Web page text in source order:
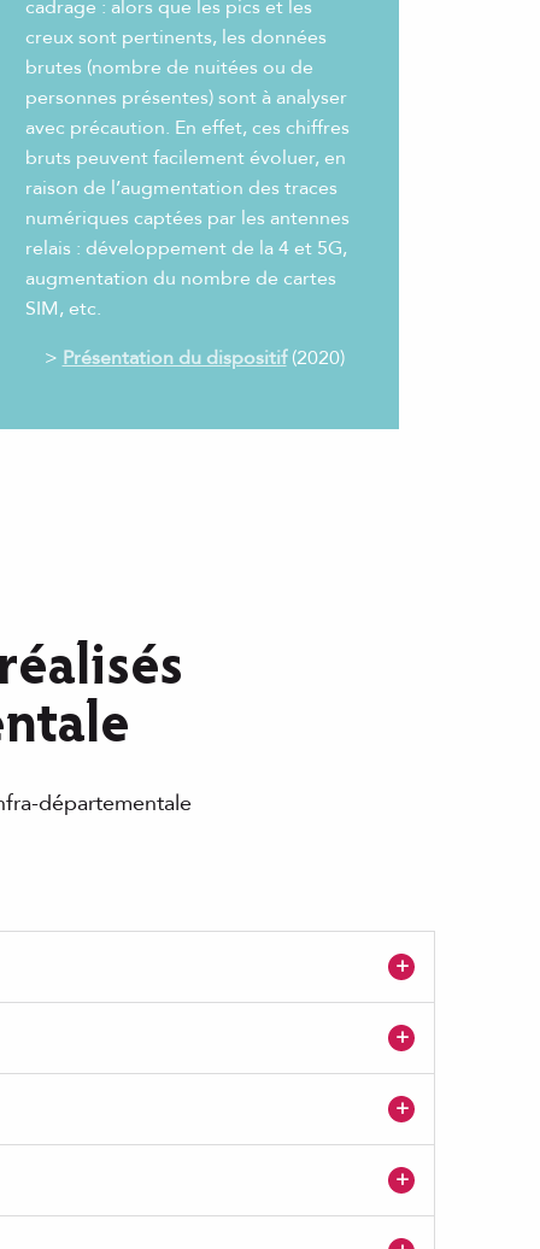
cadrage : alors que les pics et les
creux sont pertinents, les données
brutes (nombre de nuitées ou de
personnes présentes) sont à analyser
avec précaution. En effet, ces chiffres
bruts peuvent facilement évoluer, en
raison de l’augmentation des traces
numériques captées par les antennes
relais : développement de la 4 et 5G,
augmentation du nombre de cartes
SIM, etc.
> Présentation du dispositif(2020)
départementale